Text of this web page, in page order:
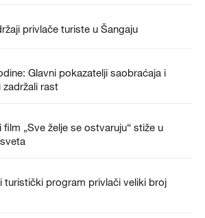
privlače turiste u Šangaju
Glavni pokazatelji saobraćaja i
rast
film „Sve želje se ostvaruju“ stiže u
turistički program privlači veliki broj